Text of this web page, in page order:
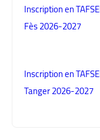
Inscription en
Fès 2026-2027
Inscription en
Tanger 2026-2027